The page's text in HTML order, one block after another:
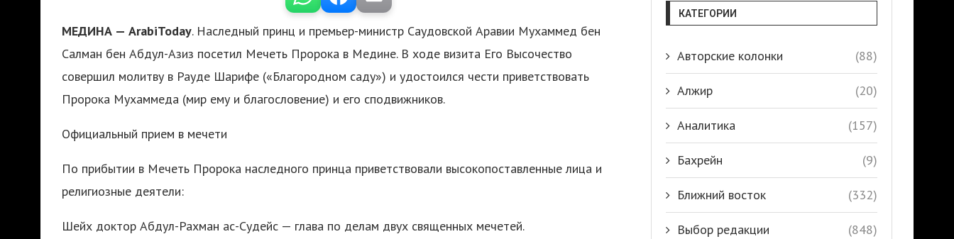
МЕДИНА — ArabiToday. Наследный принц и премьер-министр Саудовской Аравии Мухаммед бен
Салман бен Абдул-Азиз посетил Мечеть Пророка в Медине. В ходе визита Его Высочество
совершил молитву в Рауде Шарифе («Благородном саду») и удостоился чести приветствовать
Пророка Мухаммеда (мир ему и благословение) и его сподвижников.
Официальный прием в мечети
По прибытии в Мечеть Пророка наследного принца приветствовали высокопоставленные лица и
религиозные деятели:
Шейх доктор Абдул-Рахман ас-Судейс — глава по делам двух священных мечетей.
КАТЕГОРИИ
Авторские колонки (88)
Алжир (20)
Аналитика (157)
Бахрейн (9)
Ближний восток (332)
Выбор редакции (848)